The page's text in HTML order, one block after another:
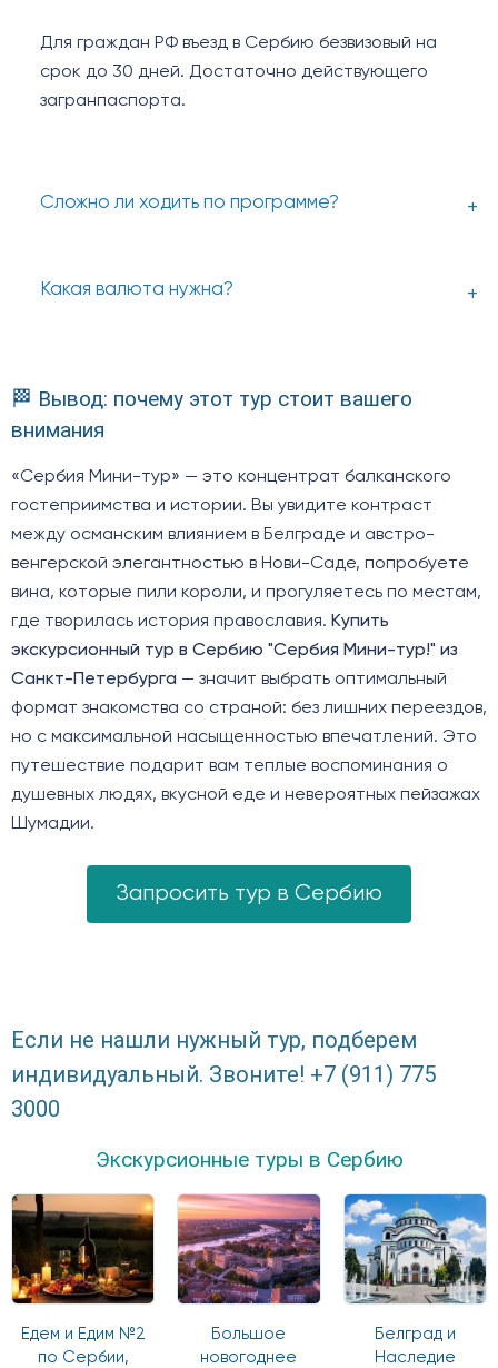
Для граждан РФ въезд в Сербию безвизовый на
срок до 30 дней. Достаточно действующего
загранпаспорта.
Сложно ли ходить по программе?
Какая валюта нужна?
🏁 Вывод: почему этот тур стоит вашего
внимания
«Сербия Мини-тур» — это концентрат балканского
гостеприимства и истории. Вы увидите контраст
между османским влиянием в Белграде и австро-
венгерской элегантностью в Нови-Саде, попробуете
вина, которые пили короли, и прогуляетесь по местам,
где творилась история православия. Купить
экскурсионный тур в Сербию "Сербия Мини-тур!" из
Санкт-Петербурга — значит выбрать оптимальный
формат знакомства со страной: без лишних переездов,
но с максимальной насыщенностью впечатлений. Это
путешествие подарит вам теплые воспоминания о
душевных людях, вкусной еде и невероятных пейзажах
Шумадии.
Запросить тур в Сербию
Если не нашли нужный тур, подберем
индивидуальный. Звоните! +7 (911) 775
3000
Экскурсионные туры в Сербию
Едем и Едим №2
по Сербии,
Большое
новогоднее
Белград и
Наследие